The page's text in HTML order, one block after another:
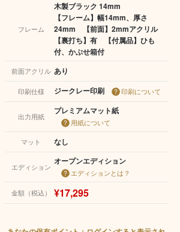
フレーム
木製ブラック 14mm
【フレーム】幅14mm、厚さ
24mm 【前面】2mmアクリル
【裏打ち】有 【付属品】ひも
付、かぶせ箱付
前面アクリル あり
印刷仕様 ジークレー印刷 印刷について
出力用紙
プレミアムマット紙
用紙について
マット
なし
エディション
オープンエディション
エディションとは？
金額（税込） ¥17,295